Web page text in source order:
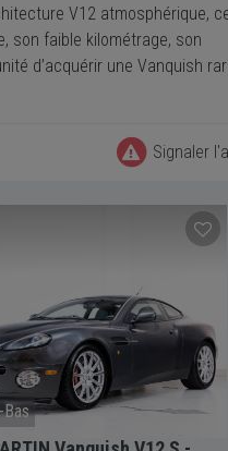
V12 atmosphérique,
son faible kilométrage, son
d’acquérir une Vanquish
Signaler
Bas